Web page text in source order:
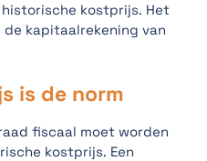
kostprijs. Het
kapitaalrekening van
is de norm
fiscaal moet worden
kostprijs. Een